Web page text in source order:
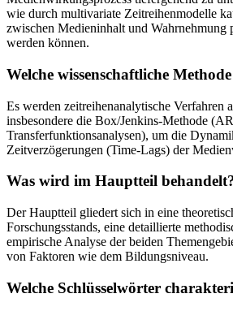
wie durch multivariate Zeitreihenmodelle
zwischen Medieninhalt und Wahrnehmung
werden können.
Welche wissenschaftliche
Es werden zeitreihenanalytische Verfahren
insbesondere die Box/Jenkins-Methode
Transferfunktionsanalysen), um die
Zeitverzögerungen (Time-Lags) der
Was wird im Hauptteil
Der Hauptteil gliedert sich in eine
Forschungsstands, eine detaillierte
empirische Analyse der beiden
von Faktoren wie dem Bildungsniveau.
Welche Schlüsselwörter